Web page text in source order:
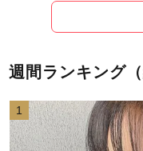
週間ランキング（
1